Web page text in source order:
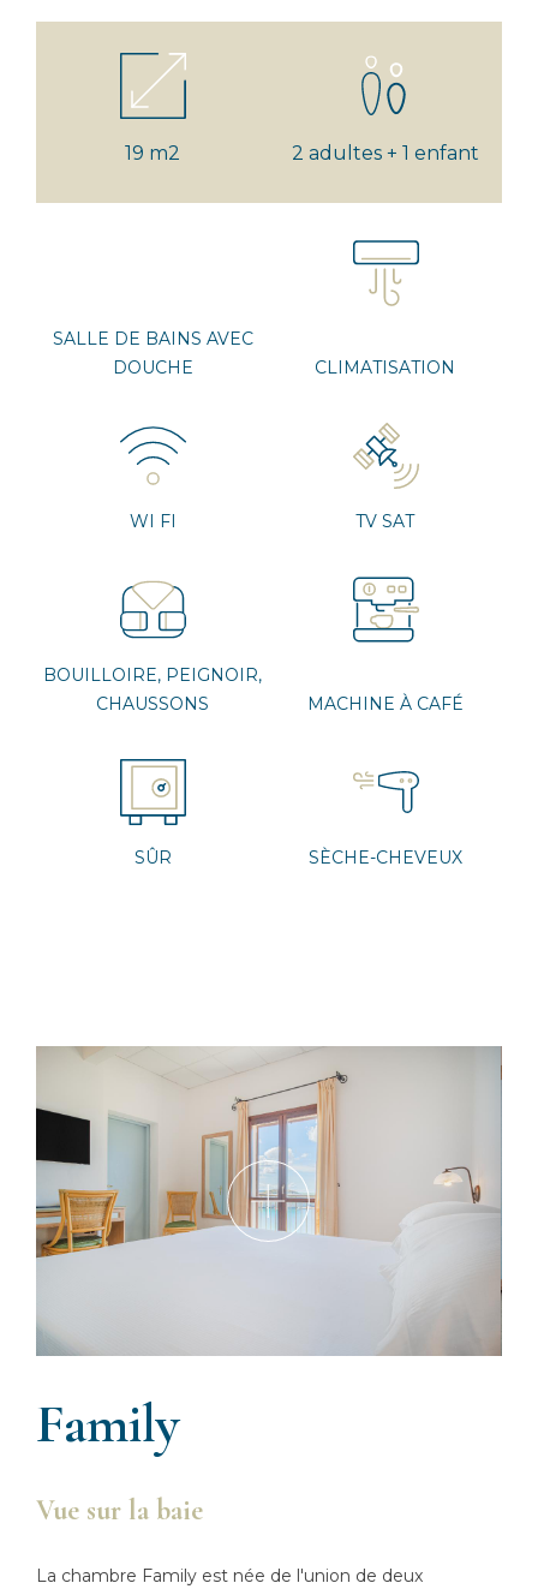
19 m2 2 adultes + 1 enfant
SALLE DE BAINS AVEC
DOUCHE
CLIMATISATION
WI FI TV SAT
BOUILLOIRE, PEIGNOIR,
CHAUSSONS
MACHINE À CAFÉ
SÛR SÈCHE-CHEVEUX
Family
Vue sur la baie
La chambre Family est née de l'union de deux